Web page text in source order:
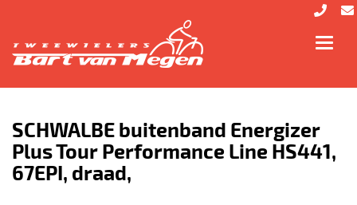
SCHWALBE buitenband Energizer
Plus Tour Performance Line HS441,
67EPI, draad,